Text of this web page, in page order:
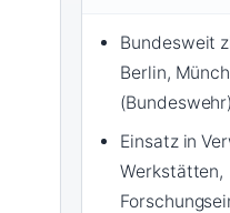
Bundesweit
Berlin,
(Bundeswehr)
Einsatz in
Werkstätten,